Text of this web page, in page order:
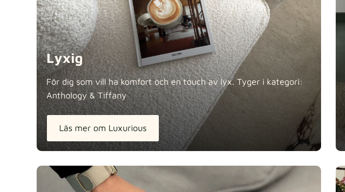
Lyxig
För dig som vill ha komfort och en touch av lyx. Tyger i kategori:
Anthology & Tiffany
Läs mer om Luxurious